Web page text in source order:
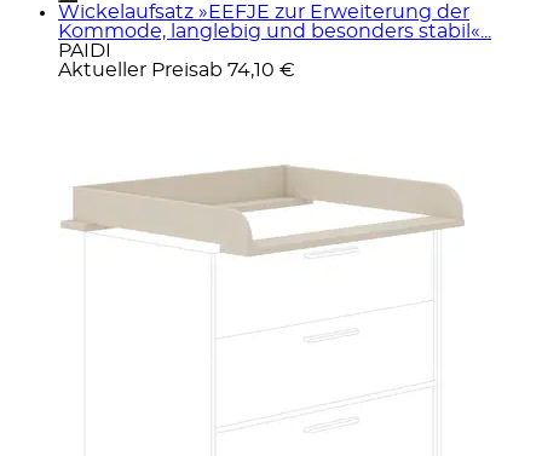
Wickelaufsatz »EEFJE zur Erweiterung der
Kommode, langlebig und besonders stabil«...
PAIDI
Aktueller Preisab 74,10 €